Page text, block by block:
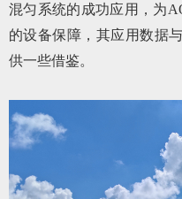
混匀系统的成功应用，为
的设备保障，其应用数据
供一些借鉴。